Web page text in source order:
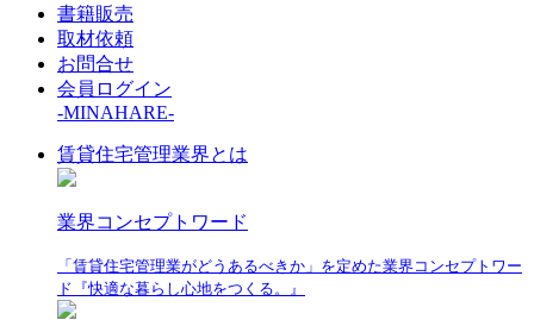
書籍販売
取材依頼
お問合せ
会員ログイン
-MINAHARE-
賃貸住宅管理業界とは
業界コンセプトワード
「賃貸住宅管理業がどうあるべきか」を定めた業界コンセプトワー
ド『快適な暮らし心地をつくる。』